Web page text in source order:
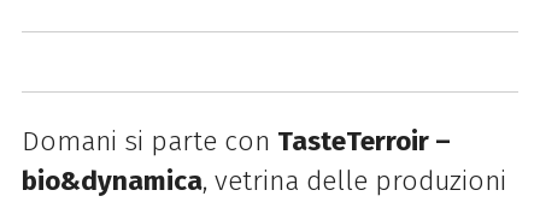
Domani si parte con TasteTerroir –
bio&dynamica, vetrina delle produzioni